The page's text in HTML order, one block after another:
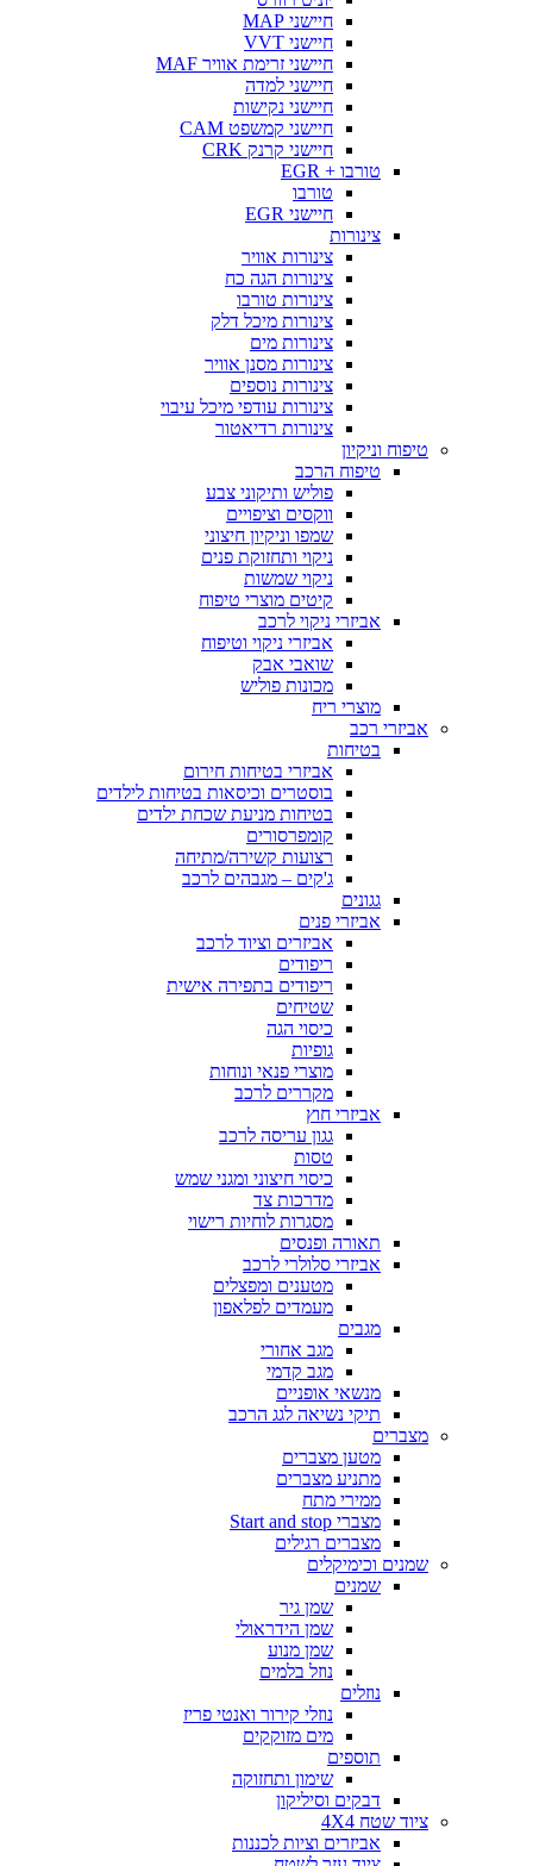
חיישני MAP
חיישני VVT
חיישני זרימת אוויר MAF
חיישני למדה
חיישני נקישות
חיישני קמשפט CAM
חיישני קרנק CRK
טורבו + EGR
טורבו
חיישני EGR
צינורות
צינורות אוויר
צינורות הגה כח
צינורות טורבו
צינורות מיכל דלק
צינורות מים
צינורות מסנן אוויר
צינורות נוספים
צינורות עודפי מיכל עיבוי
צינורות רדיאטור
טיפוח וניקיון
טיפוח הרכב
פוליש ותיקוני צבע
ווקסים וציפויים
שמפו וניקיון חיצוני
ניקוי ותחזוקת פנים
ניקוי שמשות
קיטים מוצרי טיפוח
אביזרי ניקוי לרכב
אביזרי ניקוי וטיפוח
שואבי אבק
מכונות פוליש
מוצרי ריח
אביזרי רכב
בטיחות
אביזרי בטיחות חירום
בוסטרים וכיסאות בטיחות לילדים
בטיחות מניעת שכחת ילדים
קומפרסורים
רצועות קשירה/מתיחה
ג'קים – מגבהים לרכב
גגונים
אביזרי פנים
אביזרים וציוד לרכב
ריפודים
ריפודים בתפירה אישית
שטיחים
כיסוי הגה
גופיות
מוצרי פנאי ונוחות
מקררים לרכב
אביזרי חוץ
גגון עריסה לרכב
טסות
כיסוי חיצוני ומגני שמש
מדרכות צד
מסגרות לוחיות רישוי
תאורה ופנסים
אביזרי סלולרי לרכב
מטענים ומפצלים
מעמדים לפלאפון
מגבים
מגב אחורי
מגב קדמי
מנשאי אופניים
תיקי נשיאה לגג הרכב
מצברים
מטען מצברים
מתניע מצברים
ממירי מתח
מצברי Start and stop
מצברים רגילים
שמנים וכימיקלים
שמנים
שמן גיר
שמן הידראולי
שמן מנוע
נוזל בלמים
נוזלים
נוזלי קירור ואנטי פריז
מים מזוקקים
תוספים
שימון ותחזוקה
דבקים וסיליקון
ציוד שטח 4X4
אביזרים וציות לכננות